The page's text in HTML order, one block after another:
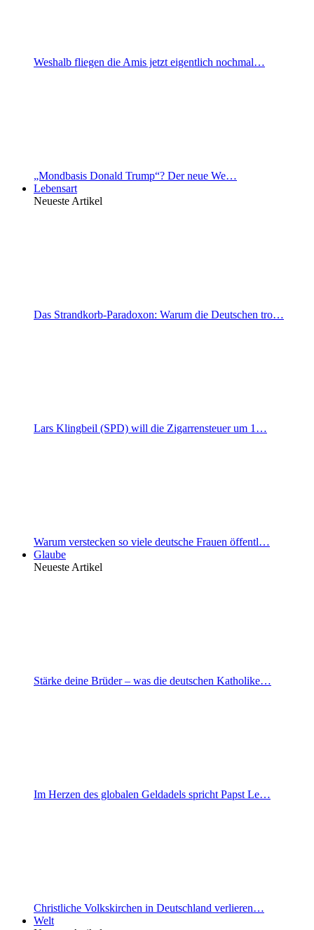
Weshalb fliegen die Amis jetzt eigentlich nochmal…
„Mondbasis Donald Trump“? Der neue We…
Lebensart
Neueste Artikel
Das Strandkorb-Paradoxon: Warum die Deutschen tro…
Lars Klingbeil (SPD) will die Zigarrensteuer um 1…
Warum verstecken so viele deutsche Frauen öffentl…
Glaube
Neueste Artikel
Stärke deine Brüder – was die deutschen Katholike…
Im Herzen des globalen Geldadels spricht Papst Le…
Christliche Volkskirchen in Deutschland verlieren…
Welt